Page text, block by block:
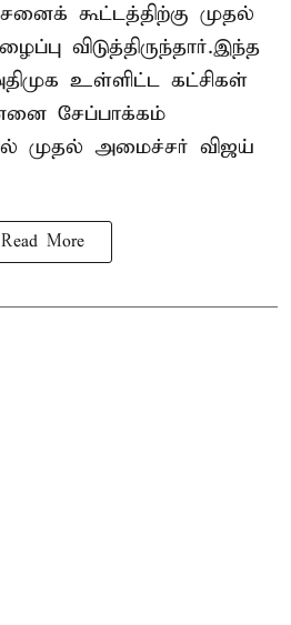
கூட்டத்திற்கு முதல்
விடுத்திருந்தார்.இந்த
உள்ளிட்ட கட்சிகள்
சேப்பாக்கம்
முதல் அமைச்சர் விஜய்
Read More